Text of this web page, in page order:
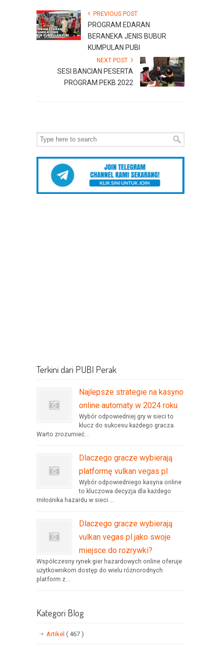
PREVIOUS POST
PROGRAM EDARAN
BERANEKA JENIS BUBUR
KUMPULAN PUBI
NEXT POST
SESI BANCIAN PESERTA
PROGRAM PEKB 2022
Terkini dari PUBI Perak
Najlepsze strategie na kasyno
online automaty w 2024 roku
Wybór odpowiedniej gry w sieci to
klucz do sukcesu każdego gracza.
Warto zrozumieć...
Dlaczego gracze wybierają
platformę vulkan vegas pl
Wybór odpowiedniego kasyna online
to kluczowa decyzja dla każdego
miłośnika hazardu w sieci....
Dlaczego gracze wybierają
vulkan vegas pl jako swoje
miejsce do rozrywki?
Współczesny rynek gier hazardowych online oferuje
użytkownikom dostęp do wielu różnorodnych
platform z...
Kategori Blog
Artikel ( 467 )